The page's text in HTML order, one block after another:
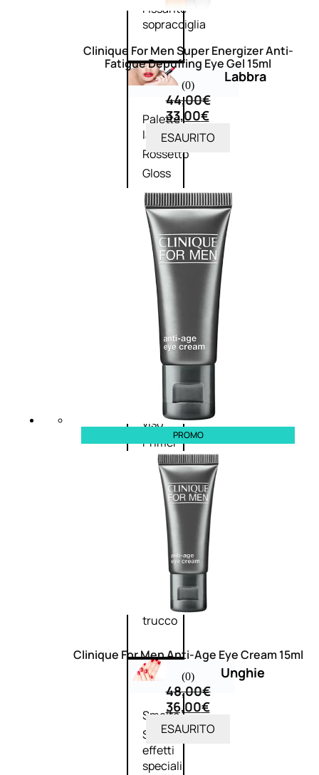
Fissante
sopracciglia
Labbra
Palette
labbra
Rossetto
Gloss
Matita
labbra
Rimpolpante
Balsamo
labbra
BB e
CC
Cream
Palette
viso
Primer
viso
Fondotinta
Cipria
Fard/Blush
Illuminante
Terre
abbronzanti
Fissatore
trucco
Unghie
Smalto
Smalto
effetti
speciali
Clinique For Men Super Energizer Anti-
Fatigue Depuffing Eye Gel 15ml
(0)
44,00€
33,00€
ESAURITO
PROMO
Clinique For Men Anti-Age Eye Cream 15ml
(0)
48,00€
36,00€
ESAURITO